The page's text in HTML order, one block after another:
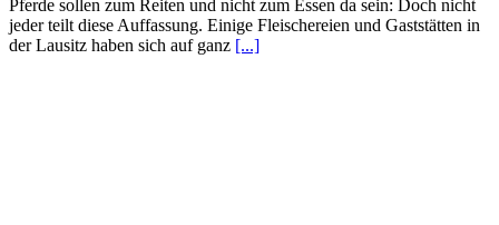
Pferde sollen zum Reiten und nicht zum Essen da sein: Doch nicht
jeder teilt diese Auffassung. Einige Fleischereien und Gaststätten in
der Lausitz haben sich auf ganz [...]